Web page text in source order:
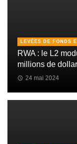
LEVÉES DE FONDS
RWA : le L2
millions de
24 mai 2024